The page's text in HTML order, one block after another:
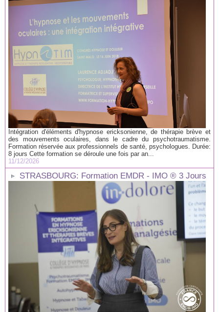
Intégration d'éléments d'hypnose ericksonienne, de thérapie brève et
des mouvements oculaires, dans le cadre du psychotraumatisme.
Formation réservée aux professionnels de santé, psychologues. Durée:
8 jours Cette formation se déroule une fois par an...
11/12/2026
STRASBOURG: Formation EMDR - IMO ® 3 Jours